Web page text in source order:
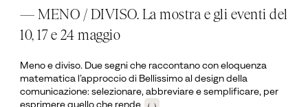
— MENO / DIVISO. La mostra e gli eventi del
10, 17 e 24 maggio
Meno e diviso. Due segni che raccontano con eloquenza
matematica l’approccio di Bellissimo al design della
comunicazione: selezionare, abbreviare e semplificare, per
esprimere quello che rende